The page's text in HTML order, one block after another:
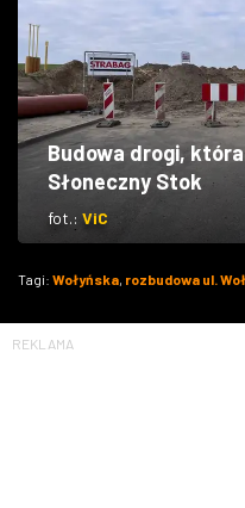
Budowa drogi,
Słoneczny Stok
fot.:ViC
Tagi: Wołyńska, rozbudowa ul.
REKLAMA